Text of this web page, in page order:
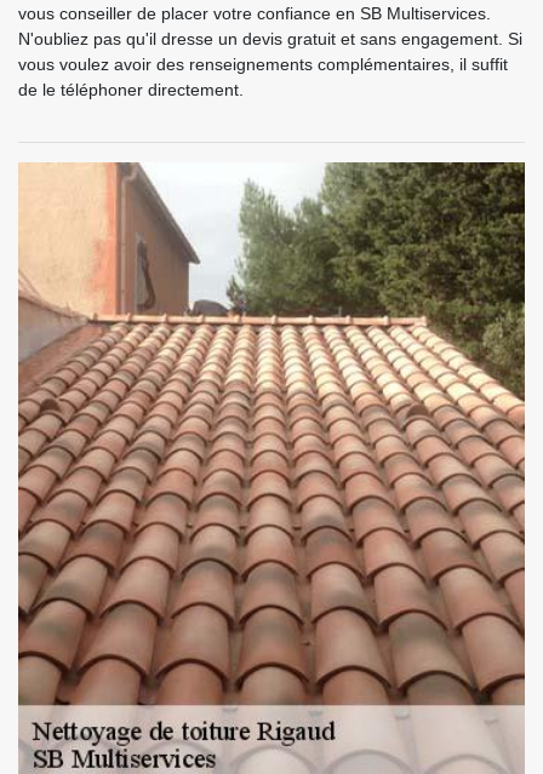
vous conseiller de placer votre confiance en SB Multiservices.
N'oubliez pas qu'il dresse un devis gratuit et sans engagement. Si
vous voulez avoir des renseignements complémentaires, il suffit
de le téléphoner directement.